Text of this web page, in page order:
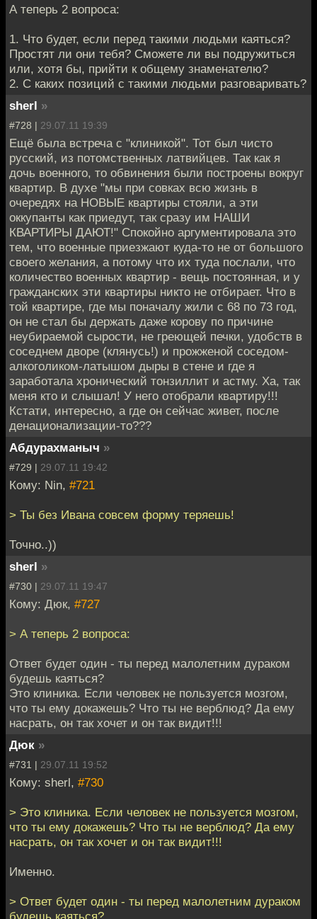
А теперь 2 вопроса:
1. Что будет, если перед такими людьми каяться?
Простят ли они тебя? Сможете ли вы подружиться
или, хотя бы, прийти к общему знаменателю?
2. С каких позиций с такими людьми разговаривать?
sherl »
#728 | 29.07.11 19:39
Ещё была встреча с "клиникой". Тот был чисто
русский, из потомственных латвийцев. Так как я
дочь военного, то обвинения были построены вокруг
квартир. В духе "мы при совках всю жизнь в
очередях на НОВЫЕ квартиры стояли, а эти
оккупанты как приедут, так сразу им НАШИ
КВАРТИРЫ ДАЮТ!" Спокойно аргументировала это
тем, что военные приезжают куда-то не от большого
своего желания, а потому что их туда послали, что
количество военных квартир - вещь постоянная, и у
гражданских эти квартиры никто не отбирает. Что в
той квартире, где мы поначалу жили с 68 по 73 год,
он не стал бы держать даже корову по причине
неубираемой сырости, не греющей печки, удобств в
соседнем дворе (клянусь!) и прожженой соседом-
алкоголиком-латышом дыры в стене и где я
заработала хронический тонзиллит и астму. Ха, так
меня кто и слышал! У него отобрали квартиру!!!
Кстати, интересно, а где он сейчас живет, после
денационализации-то???
Абдурахманыч »
#729 | 29.07.11 19:42
Кому: Nin, #721
> Ты без Ивана совсем форму теряешь!
Точно..))
sherl »
#730 | 29.07.11 19:47
Кому: Дюк, #727
> А теперь 2 вопроса:
Ответ будет один - ты перед малолетним дураком
будешь каяться?
Это клиника. Если человек не пользуется мозгом,
что ты ему докажешь? Что ты не верблюд? Да ему
насрать, он так хочет и он так видит!!!
Дюк »
#731 | 29.07.11 19:52
Кому: sherl, #730
> Это клиника. Если человек не пользуется мозгом,
что ты ему докажешь? Что ты не верблюд? Да ему
насрать, он так хочет и он так видит!!!
Именно.
> Ответ будет один - ты перед малолетним дураком